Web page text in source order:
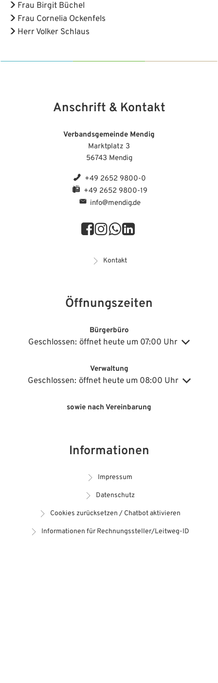
Frau Birgit Büchel
Frau Cornelia Ockenfels
Herr Volker Schlaus
Anschrift & Kontakt
Verbandsgemeinde Mendig
Marktplatz 3
56743 Mendig
+49 2652 9800-0
+49 2652 9800-19
info@mendig.de
Kontakt
Öffnungszeiten
Bürgerbüro
Klicken, um weitere Öffnungs- oder Schließzeiten auszublenden
Geschlossen: öffnet heute um 07:00 Uhr
Verwaltung
Klicken, um weitere Öffnungs- oder Schließzeiten auszublenden
Geschlossen: öffnet heute um 08:00 Uhr
sowie nach Vereinbarung
Informationen
Impressum
Datenschutz
Cookies zurücksetzen / Chatbot aktivieren
Informationen für Rechnungssteller/Leitweg-ID